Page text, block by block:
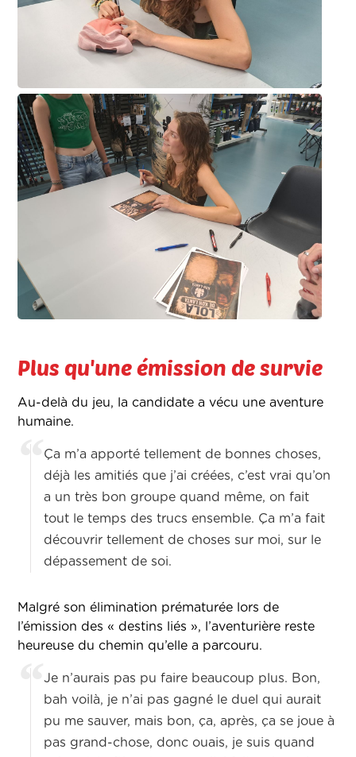
Plus qu'une émission de survie
Au-delà du jeu, la candidate a vécu une aventure
humaine.
Ça m’a apporté tellement de bonnes choses,
déjà les amitiés que j’ai créées, c’est vrai qu’on
a un très bon groupe quand même, on fait
tout le temps des trucs ensemble. Ça m’a fait
découvrir tellement de choses sur moi, sur le
dépassement de soi.
Malgré son élimination prématurée lors de
l’émission des « destins liés », l’aventurière reste
heureuse du chemin qu’elle a parcouru.
Je n’aurais pas pu faire beaucoup plus. Bon,
bah voilà, je n’ai pas gagné le duel qui aurait
pu me sauver, mais bon, ça, après, ça se joue à
pas grand-chose, donc ouais, je suis quand